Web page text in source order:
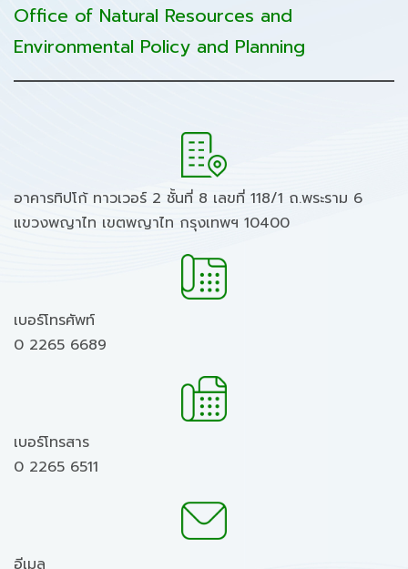
Office of Natural Resources and
Environmental Policy and Planning
อาคารทิปโก้ ทาวเวอร์ 2 ชั้นที่ 8 เลขที่ 118/1 ถ.พระราม 6
แขวงพญาไท เขตพญาไท กรุงเทพฯ 10400
เบอร์โทรศัพท์
0 2265 6689
เบอร์โทรสาร
0 2265 6511
อีเมล